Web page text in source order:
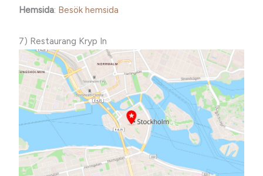
Hemsida: Besök hemsida
7) Restaurang Kryp In